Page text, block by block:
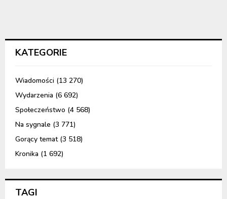
KATEGORIE
Wiadomości (13 270)
Wydarzenia (6 692)
Społeczeństwo (4 568)
Na sygnale (3 771)
Gorący temat(3 518)
Kronika (1 692)
TAGI